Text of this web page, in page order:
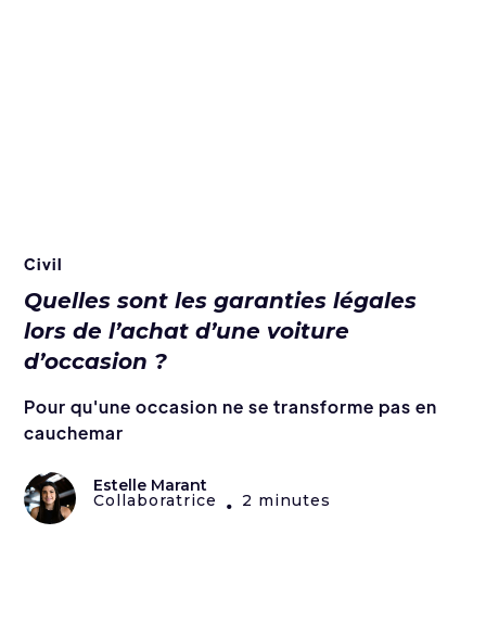
Civil
Quelles sont les garanties légales
lors de l’achat d’une voiture
d’occasion ?
Pour qu'une occasion ne se transforme pas en
cauchemar
Estelle Marant
Collaboratrice • 2 minutes